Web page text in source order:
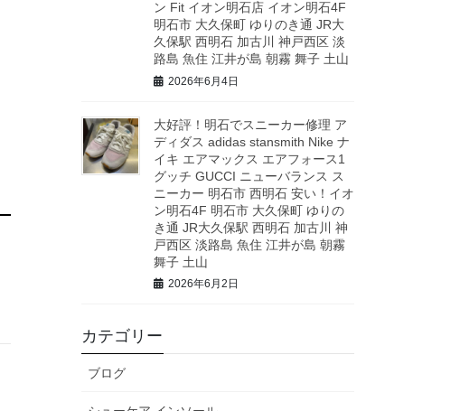
ン Fit イオン明石店 イオン明石4F
明石市 大久保町 ゆりのき通 JR大
久保駅 西明石 加古川 神戸西区 淡
路島 魚住 江井が島 朝霧 舞子 土山
2026年6月4日
大好評！明石でスニーカー修理 ア
ディダス adidas stansmith Nike ナ
イキ エアマックス エアフォース1
グッチ GUCCI ニューバランス ス
ニーカー 明石市 西明石 安い！イオ
ン明石4F 明石市 大久保町 ゆりの
き通 JR大久保駅 西明石 加古川 神
戸西区 淡路島 魚住 江井が島 朝霧
舞子 土山
2026年6月2日
カテゴリー
ブログ